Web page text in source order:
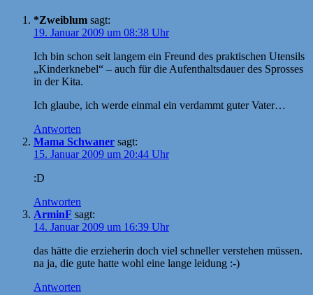
*Zweiblum sagt:
19. Januar 2009 um 08:38 Uhr
Ich bin schon seit langem ein Freund des praktischen Utensils
„Kinderknebel“ – auch für die Aufenthaltsdauer des Sprosses
in der Kita.
Ich glaube, ich werde einmal ein verdammt guter Vater…
Antworten
Mama Schwaner sagt:
15. Januar 2009 um 20:44 Uhr
:D
Antworten
ArminF sagt:
14. Januar 2009 um 16:39 Uhr
das hätte die erzieherin doch viel schneller verstehen müssen.
na ja, die gute hatte wohl eine lange leidung :-)
Antworten